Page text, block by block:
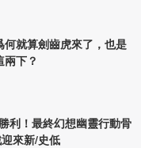
何就算劍齒虎來了，也是
兩下？
利！最終幻想幽靈行動骨
來新/史低